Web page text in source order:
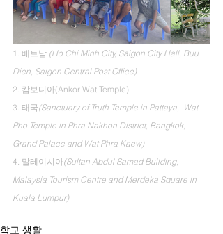
1. 베트남 (Ho Chi Minh City, Saigon City Hall, Buu
Dien, Saigon Central Post Office)
2. 캄보디아(Ankor Wat Temple)
3. 태국(Sanctuary of Truth Temple in Pattaya,  Wat
Pho Temple in Phra Nakhon District, Bangkok,
Grand Palace and Wat Phra Kaew)
4. 말레이시아(Sultan Abdul Samad Building,
Malaysia Tourism Centre and Merdeka Square in
Kuala Lumpur)
학교 생활